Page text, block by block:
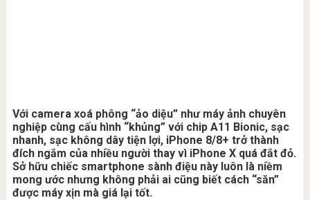
Với camera xoá phông “ảo diệu” như máy ảnh chuyên
nghiệp cùng cấu hình “khủng” với chip A11 Bionic, sạc
nhanh, sạc không dây tiện lợi, iPhone 8/8+ trở thành
đích ngắm của nhiều người thay vì iPhone X quá đắt đỏ.
Sở hữu chiếc smartphone sành điệu này luôn là niềm
mong ước nhưng không phải ai cũng biết cách “săn”
được máy xịn mà giá lại tốt.